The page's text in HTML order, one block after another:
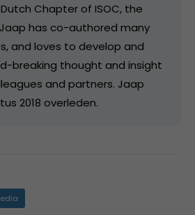
Chapter of ISOC, the
has co-authored many
and loves to develop and
breaking thought and insight
and partners. Jaap
2018 overleden.